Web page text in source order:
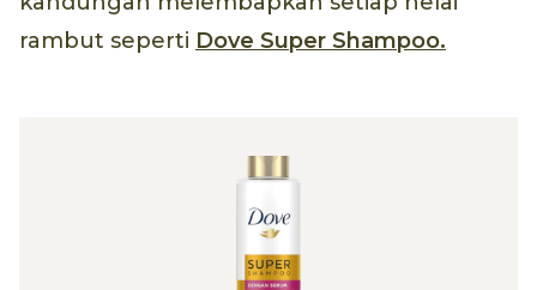
rambut seperti Dove Super Shampoo.